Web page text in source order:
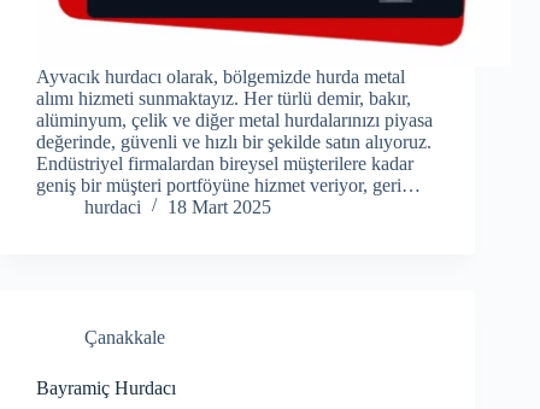
Ayvacık hurdacı olarak, bölgemizde hurda metal
alımı hizmeti sunmaktayız. Her türlü demir, bakır,
alüminyum, çelik ve diğer metal hurdalarınızı piyasa
değerinde, güvenli ve hızlı bir şekilde satın alıyoruz.
Endüstriyel firmalardan bireysel müşterilere kadar
geniş bir müşteri portföyüne hizmet veriyor, geri…
hurdaci
18 Mart 2025
Çanakkale
Bayramiç Hurdacı